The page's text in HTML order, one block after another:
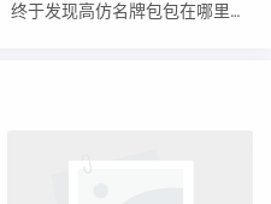
终于发现高仿名牌包包在哪里可以买, 推荐5个购买渠道(2023/3/29)